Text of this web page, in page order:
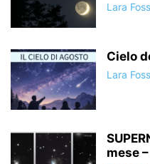
Lara
Cielo
Lara
mese